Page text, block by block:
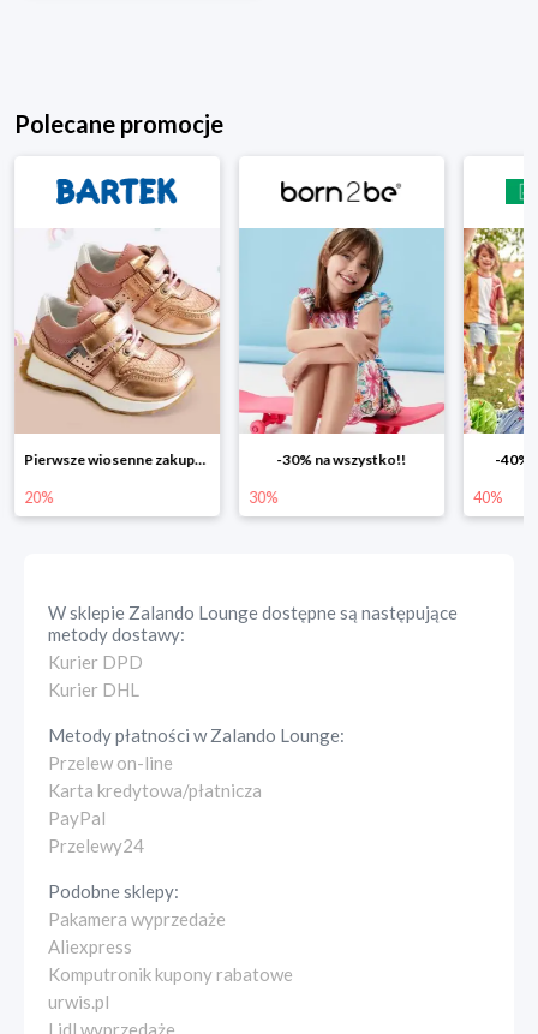
Polecane promocje
Pierwsze wiosenne zakupy -20%
20%
-30% na wszystko!!
30%
-40%
40%
W sklepie Zalando Loungedostępne są następujące
metody dostawy:
Kurier DPD
Kurier DHL
Metody płatności wZalando Lounge:
Przelew on-line
Karta kredytowa/płatnicza
PayPal
Przelewy24
Podobne sklepy:
Pakamera wyprzedaże
Aliexpress
Komputronik kupony rabatowe
urwis.pl
Lidl wyprzedaże